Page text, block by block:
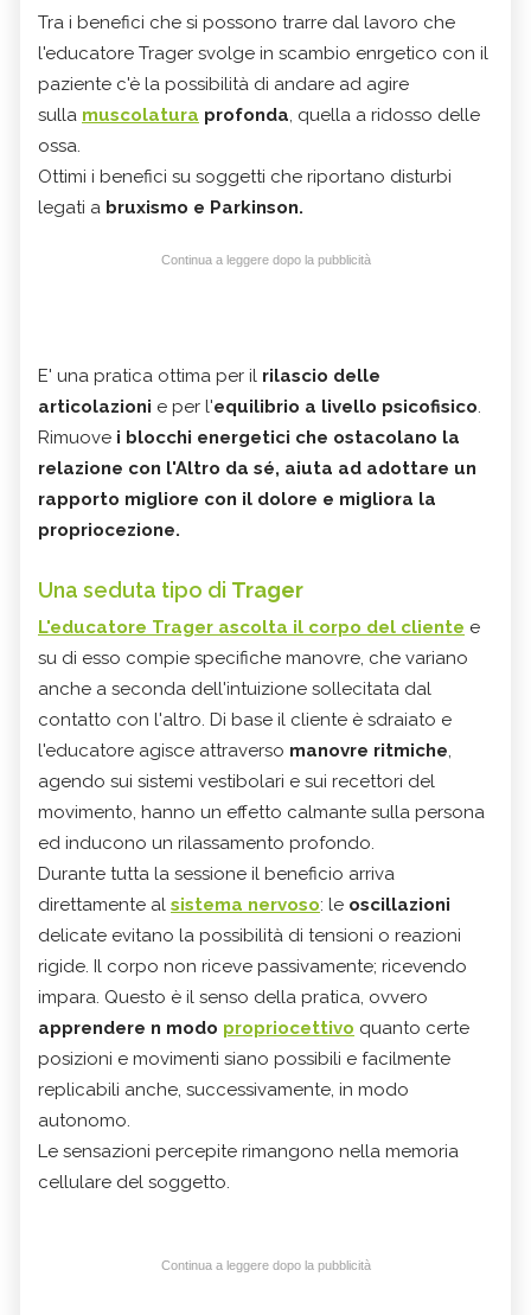
Tra i benefici che si possono trarre dal lavoro che
l'educatore Trager svolge in scambio enrgetico con il
paziente c'è la possibilità di andare ad agire
sulla muscolatura profonda, quella a ridosso delle
ossa.
Ottimi i benefici su soggetti che riportano disturbi
legati a bruxismo e Parkinson.
Continua a leggere dopo la pubblicità
E' una pratica ottima per il rilascio delle
articolazioni e per l'equilibrio a livello psicofisico.
Rimuove i blocchi energetici che ostacolano la
relazione con l'Altro da sé, aiuta ad adottare un
rapporto migliore con il dolore e migliora la
propriocezione.
Una seduta tipo di Trager
L'educatore Trager ascolta il corpo del cliente e
su di esso compie specifiche manovre, che variano
anche a seconda dell'intuizione sollecitata dal
contatto con l'altro. Di base il cliente è sdraiato e
l'educatore agisce attraverso manovre ritmiche,
agendo sui sistemi vestibolari e sui recettori del
movimento, hanno un effetto calmante sulla persona
ed inducono un rilassamento profondo.
Durante tutta la sessione il beneficio arriva
direttamente al sistema nervoso: le oscillazioni
delicate evitano la possibilità di tensioni o reazioni
rigide. Il corpo non riceve passivamente; ricevendo
impara. Questo è il senso della pratica, ovvero
apprendere n modo propriocettivo quanto certe
posizioni e movimenti siano possibili e facilmente
replicabili anche, successivamente, in modo
autonomo.
Le sensazioni percepite rimangono nella memoria
cellulare del soggetto.
Continua a leggere dopo la pubblicità